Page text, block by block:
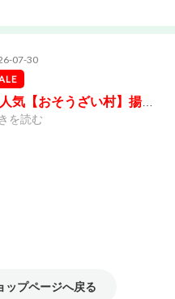
07-30
大人気【おそうざい村】揚物各種8月の特売品カレンダー！
を読む
ップページへ戻る